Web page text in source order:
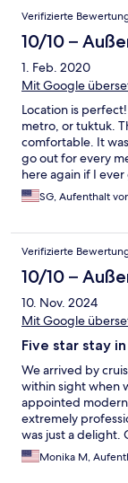
Verifizierte
10/10 –
1. Feb. 2020
Mit Google
Location is
metro, or tuktuk.
comfortable. It
go out for every
here again if I
SG, Aufenthalt
Verifizierte
10/10 –
10. Nov. 2024
Mit Google
Five star stay in
We arrived by
within sight when
appointed
extremely
was just a delight.
many Lisbon
Definitely come
Monika M,